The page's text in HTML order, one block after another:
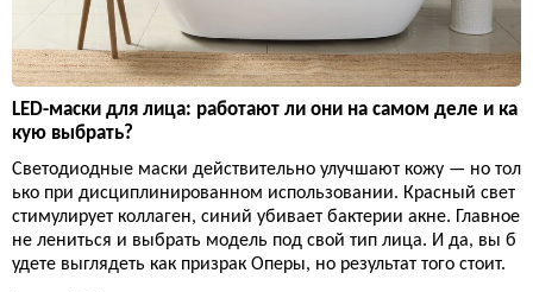
LED-маски для лица: работают ли они на самом деле и ка
кую выбрать?
Светодиодные маски действительно улучшают кожу — но тол
ько при дисциплинированном использовании. Красный свет
стимулирует коллаген, синий убивает бактерии акне. Главное
не лениться и выбрать модель под свой тип лица. И да, вы б
удете выглядеть как призрак Оперы, но результат того стоит.